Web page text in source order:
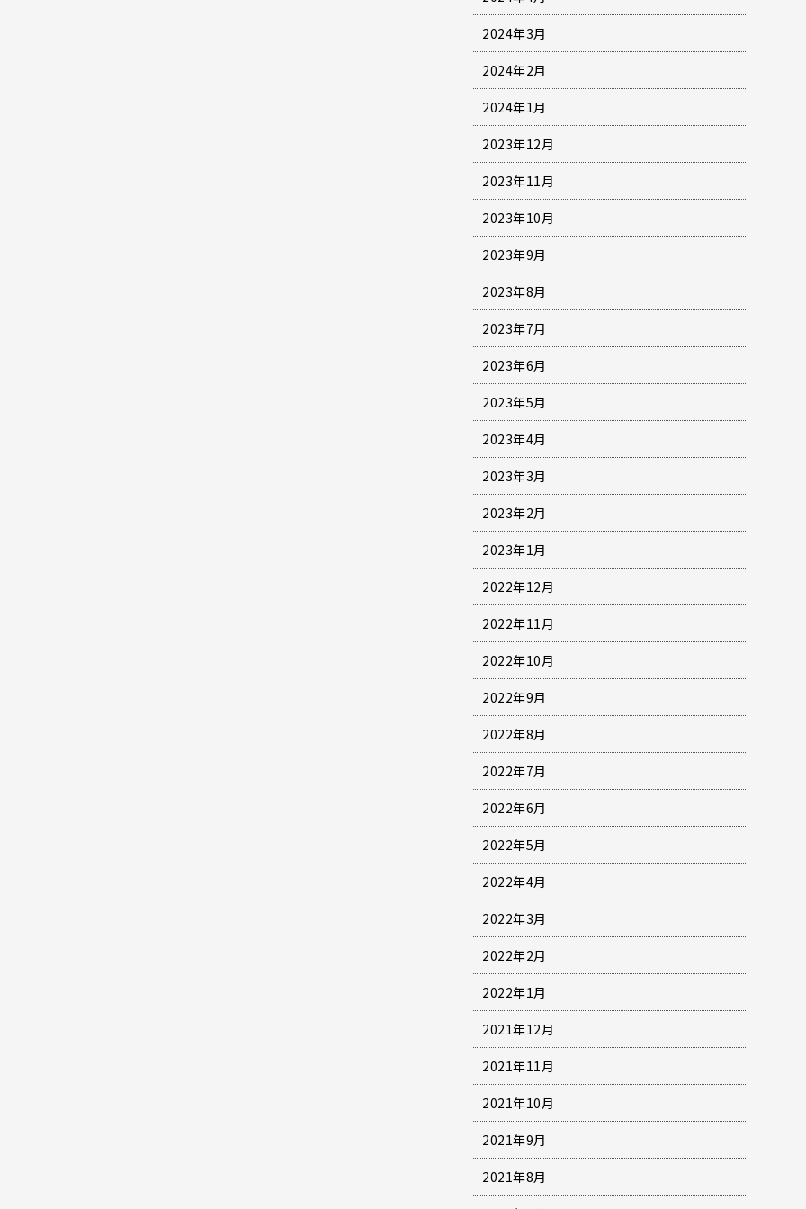
2024年3月
2024年2月
2024年1月
2023年12月
2023年11月
2023年10月
2023年9月
2023年8月
2023年7月
2023年6月
2023年5月
2023年4月
2023年3月
2023年2月
2023年1月
2022年12月
2022年11月
2022年10月
2022年9月
2022年8月
2022年7月
2022年6月
2022年5月
2022年4月
2022年3月
2022年2月
2022年1月
2021年12月
2021年11月
2021年10月
2021年9月
2021年8月